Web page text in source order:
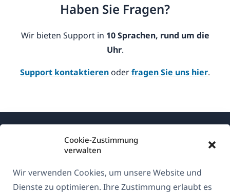
Cookie-Zustimmung
verwalten
Wir verwenden Cookies, um unsere Website und
Dienste zu optimieren. Ihre Zustimmung erlaubt es
Haben Sie Fragen?
Wir bieten Support in 10 Sprachen, rund um die
Uhr.
Support kontaktieren oderfragen Sie uns hier.
Über WPML